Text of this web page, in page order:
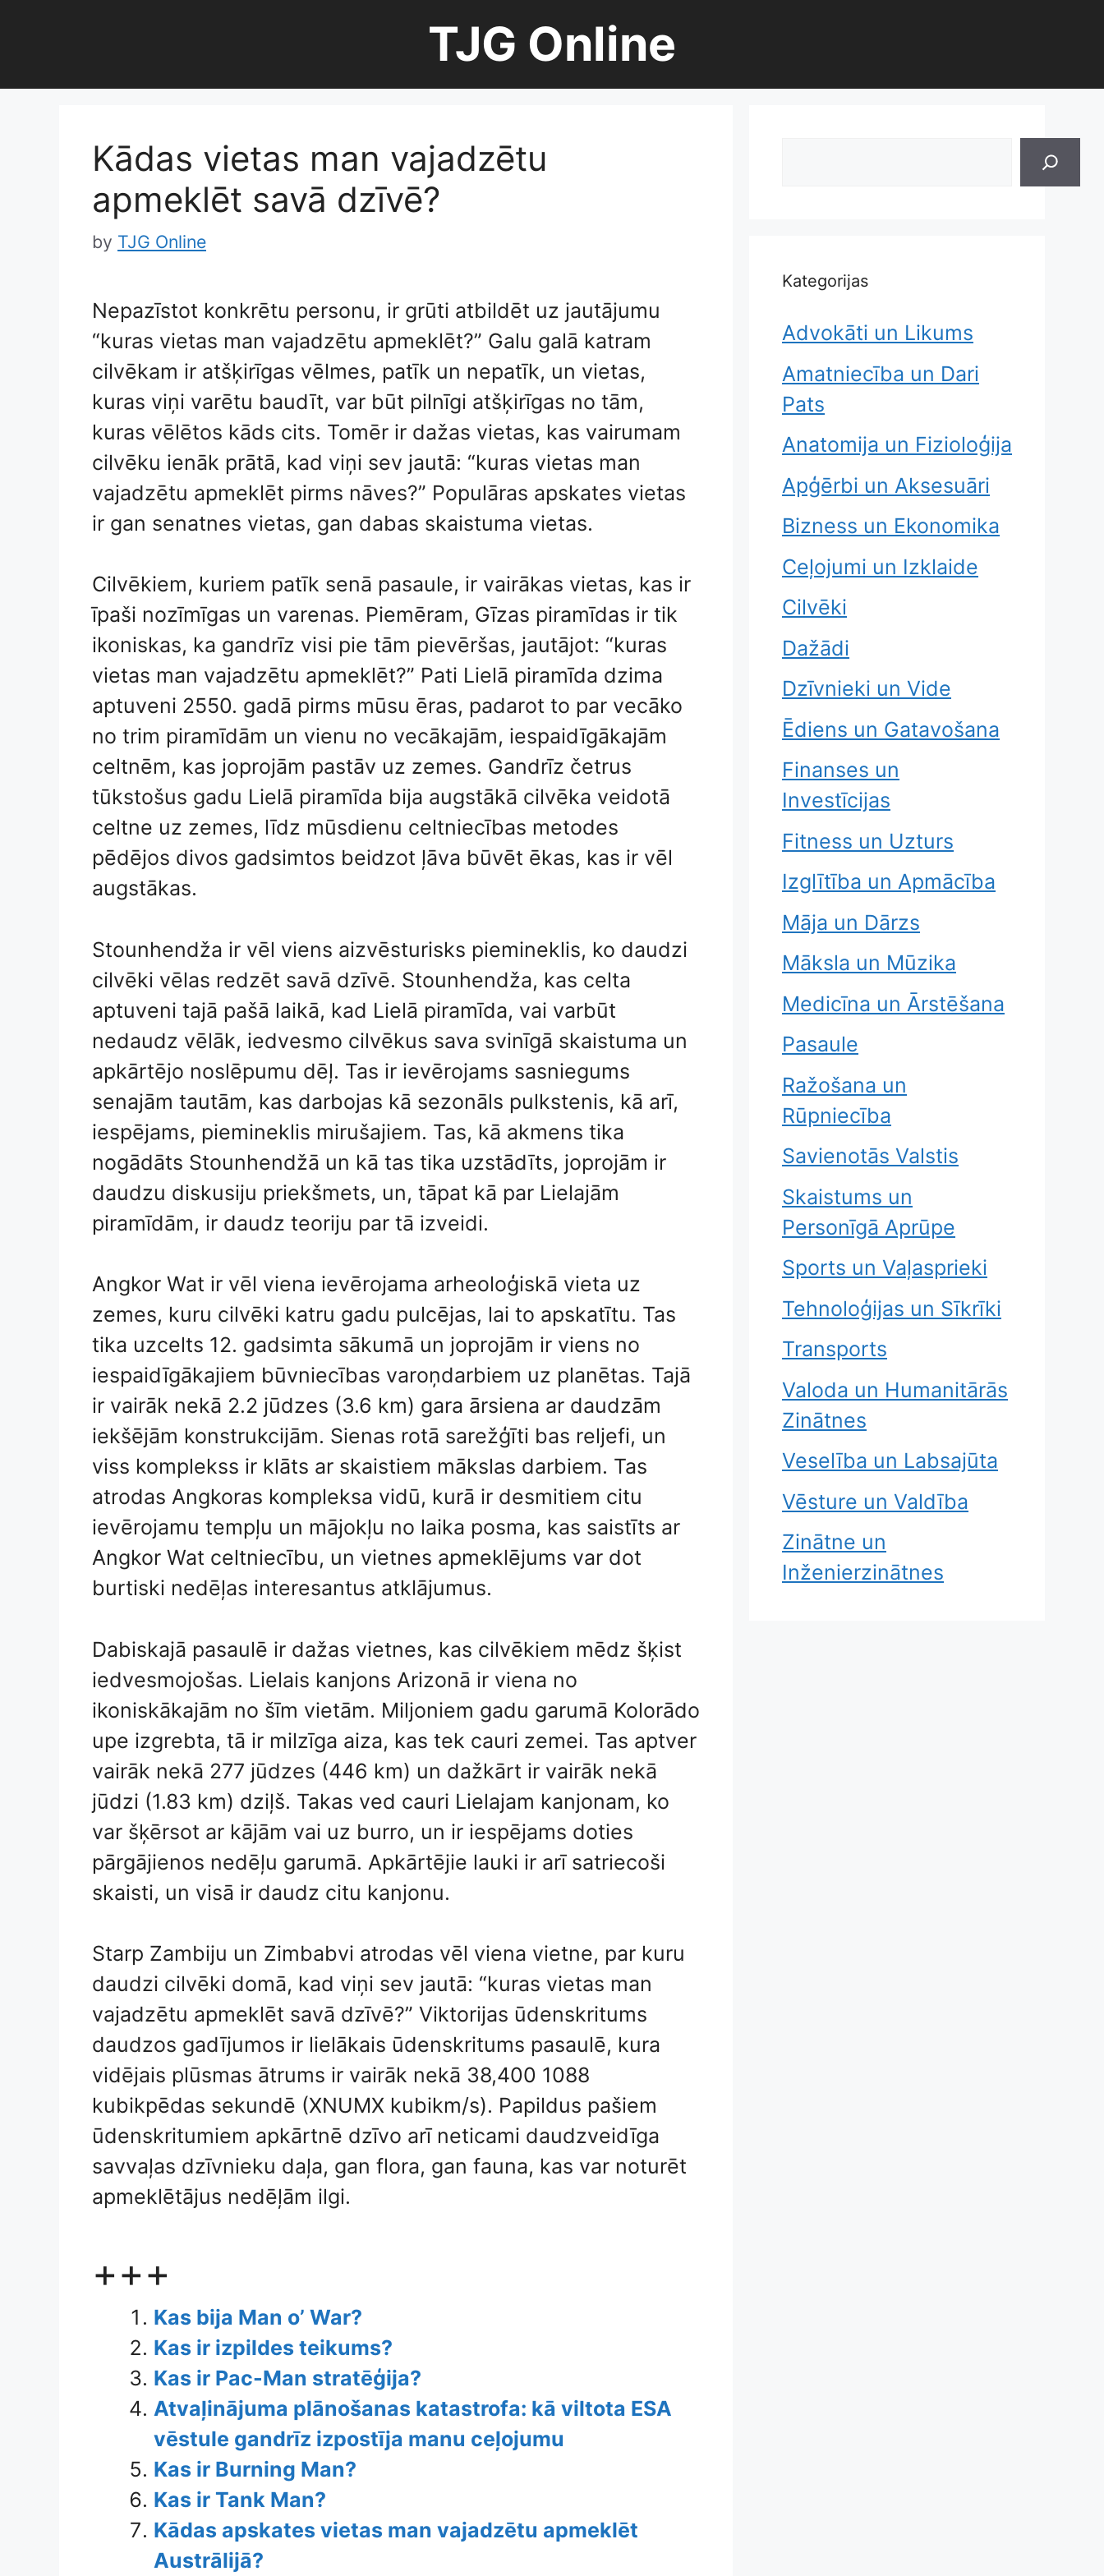
TJG Online
Kādas vietas man vajadzētu
apmeklēt savā dzīvē?
by TJG Online
Nepazīstot konkrētu personu, ir grūti atbildēt uz jautājumu
“kuras vietas man vajadzētu apmeklēt?” Galu galā katram
cilvēkam ir atšķirīgas vēlmes, patīk un nepatīk, un vietas,
kuras viņi varētu baudīt, var būt pilnīgi atšķirīgas no tām,
kuras vēlētos kāds cits. Tomēr ir dažas vietas, kas vairumam
cilvēku ienāk prātā, kad viņi sev jautā: “kuras vietas man
vajadzētu apmeklēt pirms nāves?” Populāras apskates vietas
ir gan senatnes vietas, gan dabas skaistuma vietas.
Cilvēkiem, kuriem patīk senā pasaule, ir vairākas vietas, kas ir
īpaši nozīmīgas un varenas. Piemēram, Gīzas piramīdas ir tik
ikoniskas, ka gandrīz visi pie tām pievēršas, jautājot: “kuras
vietas man vajadzētu apmeklēt?” Pati Lielā piramīda dzima
aptuveni 2550. gadā pirms mūsu ēras, padarot to par vecāko
no trim piramīdām un vienu no vecākajām, iespaidīgākajām
celtnēm, kas joprojām pastāv uz zemes. Gandrīz četrus
tūkstošus gadu Lielā piramīda bija augstākā cilvēka veidotā
celtne uz zemes, līdz mūsdienu celtniecības metodes
pēdējos divos gadsimtos beidzot ļāva būvēt ēkas, kas ir vēl
augstākas.
Stounhendža ir vēl viens aizvēsturisks piemineklis, ko daudzi
cilvēki vēlas redzēt savā dzīvē. Stounhendža, kas celta
aptuveni tajā pašā laikā, kad Lielā piramīda, vai varbūt
nedaudz vēlāk, iedvesmo cilvēkus sava svinīgā skaistuma un
apkārtējo noslēpumu dēļ. Tas ir ievērojams sasniegums
senajām tautām, kas darbojas kā sezonāls pulkstenis, kā arī,
iespējams, piemineklis mirušajiem. Tas, kā akmens tika
nogādāts Stounhendžā un kā tas tika uzstādīts, joprojām ir
daudzu diskusiju priekšmets, un, tāpat kā par Lielajām
piramīdām, ir daudz teoriju par tā izveidi.
Angkor Wat ir vēl viena ievērojama arheoloģiskā vieta uz
zemes, kuru cilvēki katru gadu pulcējas, lai to apskatītu. Tas
tika uzcelts 12. gadsimta sākumā un joprojām ir viens no
iespaidīgākajiem būvniecības varoņdarbiem uz planētas. Tajā
ir vairāk nekā 2.2 jūdzes (3.6 km) gara ārsiena ar daudzām
iekšējām konstrukcijām. Sienas rotā sarežģīti bas reljefi, un
viss komplekss ir klāts ar skaistiem mākslas darbiem. Tas
atrodas Angkoras kompleksa vidū, kurā ir desmitiem citu
ievērojamu tempļu un mājokļu no laika posma, kas saistīts ar
Angkor Wat celtniecību, un vietnes apmeklējums var dot
burtiski nedēļas interesantus atklājumus.
Dabiskajā pasaulē ir dažas vietnes, kas cilvēkiem mēdz šķist
iedvesmojošas. Lielais kanjons Arizonā ir viena no
ikoniskākajām no šīm vietām. Miljoniem gadu garumā Kolorādo
upe izgrebta, tā ir milzīga aiza, kas tek cauri zemei. Tas aptver
vairāk nekā 277 jūdzes (446 km) un dažkārt ir vairāk nekā
jūdzi (1.83 km) dziļš. Takas ved cauri Lielajam kanjonam, ko
var šķērsot ar kājām vai uz burro, un ir iespējams doties
pārgājienos nedēļu garumā. Apkārtējie lauki ir arī satriecoši
skaisti, un visā ir daudz citu kanjonu.
Starp Zambiju un Zimbabvi atrodas vēl viena vietne, par kuru
daudzi cilvēki domā, kad viņi sev jautā: “kuras vietas man
vajadzētu apmeklēt savā dzīvē?” Viktorijas ūdenskritums
daudzos gadījumos ir lielākais ūdenskritums pasaulē, kura
vidējais plūsmas ātrums ir vairāk nekā 38,400 1088
kubikpēdas sekundē (XNUMX kubikm/s). Papildus pašiem
ūdenskritumiem apkārtnē dzīvo arī neticami daudzveidīga
savvaļas dzīvnieku daļa, gan flora, gan fauna, kas var noturēt
apmeklētājus nedēļām ilgi.
+++
Kas bija Man o’ War?
Kas ir izpildes teikums?
Kas ir Pac-Man stratēģija?
Atvaļinājuma plānošanas katastrofa: kā viltota ESA
vēstule gandrīz izpostīja manu ceļojumu
Kas ir Burning Man?
Kas ir Tank Man?
Kādas apskates vietas man vajadzētu apmeklēt
Austrālijā?
Kategorijas
Advokāti un Likums
Amatniecība un Dari
Pats
Anatomija un Fizioloģija
Apģērbi un Aksesuāri
Bizness un Ekonomika
Ceļojumi un Izklaide
Cilvēki
Dažādi
Dzīvnieki un Vide
Ēdiens un Gatavošana
Finanses un
Investīcijas
Fitness un Uzturs
Izglītība un Apmācība
Māja un Dārzs
Māksla un Mūzika
Medicīna un Ārstēšana
Pasaule
Ražošana un
Rūpniecība
Savienotās Valstis
Skaistums un
Personīgā Aprūpe
Sports un Vaļasprieki
Tehnoloģijas un Sīkrīki
Transports
Valoda un Humanitārās
Zinātnes
Veselība un Labsajūta
Vēsture un Valdība
Zinātne un
Inženierzinātnes